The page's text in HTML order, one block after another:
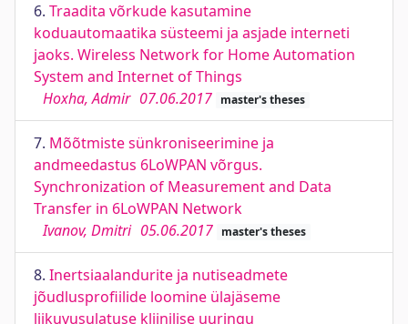
6. Traadita võrkude kasutamine
koduautomaatika süsteemi ja asjade interneti
jaoks. Wireless Network for Home Automation
System and Internet of Things
Hoxha, Admir 07.06.2017 master's theses
7. Mõõtmiste sünkroniseerimine ja
andmeedastus 6LoWPAN võrgus.
Synchronization of Measurement and Data
Transfer in 6LoWPAN Network
Ivanov, Dmitri 05.06.2017 master's theses
8. Inertsiaalandurite ja nutiseadmete
jõudlusprofiilide loomine ülajäseme
liikuvusulatuse kliinilise uuringu